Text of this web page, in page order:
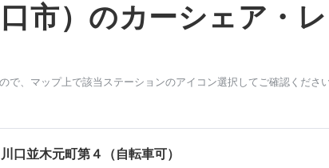
市）のカーシェア・
、マップ上で該当ステーションのアイコン選択してご確認ください
口並木元町第４（自転車可）
い合わせ